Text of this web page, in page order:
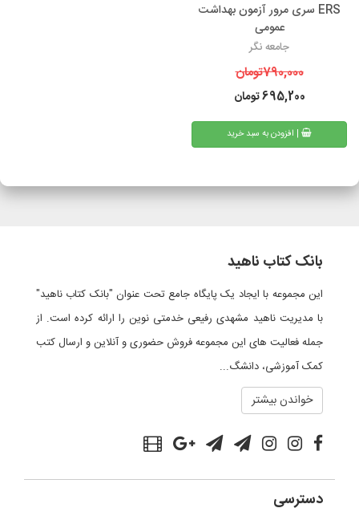
ERS سری مرور آزمون بهداشت
عمومی
جامعه نگر
790,000تومان
695,200تومان
| افزودن به سبد خرید
بانک کتاب ناهید
این مجموعه با ایجاد یک پایگاه جامع تحت عنوان "بانک کتاب ناهید"
با مدیریت ناهید مشهدی رفیعی خدمتی نوین را ارائه کرده است. از
جمله فعالیت های این مجموعه فروش حضوری و آنلاین و ارسال کتب
کمک آموزشی، دانشگ...
خواندن بیشتر
دسترسی